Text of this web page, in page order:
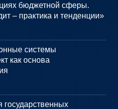
бюджетной сферы.
– практика и тенденции»
системы
как основа